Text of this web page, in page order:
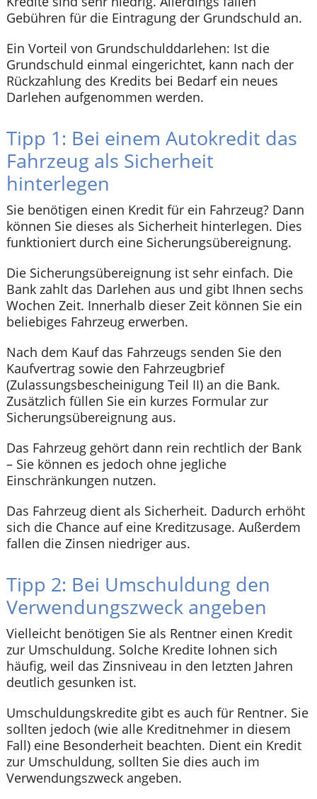
Gebühren für die Eintragung der Grundschuld an.
Ein Vorteil von Grundschulddarlehen: Ist die
Grundschuld einmal eingerichtet, kann nach der
Rückzahlung des Kredits bei Bedarf ein neues
Darlehen aufgenommen werden.
Tipp 1: Bei einem Autokredit das
Fahrzeug als Sicherheit
hinterlegen
Sie benötigen einen Kredit für ein Fahrzeug? Dann
können Sie dieses als Sicherheit hinterlegen. Dies
funktioniert durch eine Sicherungsübereignung.
Die Sicherungsübereignung ist sehr einfach. Die
Bank zahlt das Darlehen aus und gibt Ihnen sechs
Wochen Zeit. Innerhalb dieser Zeit können Sie ein
beliebiges Fahrzeug erwerben.
Nach dem Kauf das Fahrzeugs senden Sie den
Kaufvertrag sowie den Fahrzeugbrief
(Zulassungsbescheinigung Teil II) an die Bank.
Zusätzlich füllen Sie ein kurzes Formular zur
Sicherungsübereignung aus.
Das Fahrzeug gehört dann rein rechtlich der Bank
– Sie können es jedoch ohne jegliche
Einschränkungen nutzen.
Das Fahrzeug dient als Sicherheit. Dadurch erhöht
sich die Chance auf eine Kreditzusage. Außerdem
fallen die Zinsen niedriger aus.
Tipp 2: Bei Umschuldung den
Verwendungszweck angeben
Vielleicht benötigen Sie als Rentner einen Kredit
zur Umschuldung. Solche Kredite lohnen sich
häufig, weil das Zinsniveau in den letzten Jahren
deutlich gesunken ist.
Umschuldungskredite gibt es auch für Rentner. Sie
sollten jedoch (wie alle Kreditnehmer in diesem
Fall) eine Besonderheit beachten. Dient ein Kredit
zur Umschuldung, sollten Sie dies auch im
Verwendungszweck angeben.